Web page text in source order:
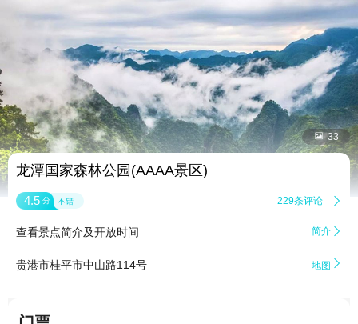
 33
龙潭国家森林公园(AAAA景区)
4.5 分 不错 229条评论 
查看景点简介及开放时间 简介 
贵港市桂平市中山路114号 地图 